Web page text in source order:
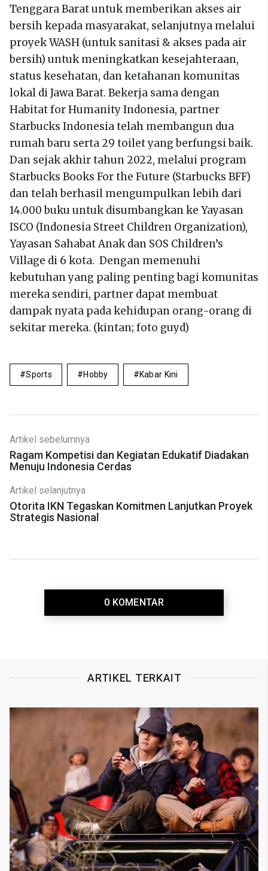
Tenggara Barat untuk memberikan akses air
bersih kepada masyarakat, selanjutnya melalui
proyek WASH (untuk sanitasi & akses pada air
bersih) untuk meningkatkan kesejahteraan,
status kesehatan, dan ketahanan komunitas
lokal di Jawa Barat. Bekerja sama dengan
Habitat for Humanity Indonesia, partner
Starbucks Indonesia telah membangun dua
rumah baru serta 29 toilet yang berfungsi baik.
Dan sejak akhir tahun 2022, melalui program
Starbucks Books For the Future (Starbucks BFF)
dan telah berhasil mengumpulkan lebih dari
14.000 buku untuk disumbangkan ke Yayasan
ISCO (Indonesia Street Children Organization),
Yayasan Sahabat Anak dan SOS Children’s
Village di 6 kota. Dengan memenuhi
kebutuhan yang paling penting bagi komunitas
mereka sendiri, partner dapat membuat
dampak nyata pada kehidupan orang-orang di
sekitar mereka. (kintan; foto guyd)
Sports Hobby Kabar Kini
Artikel sebelumnya
Ragam Kompetisi dan Kegiatan Edukatif Diadakan
Menuju Indonesia Cerdas
Artikel selanjutnya
Otorita IKN Tegaskan Komitmen Lanjutkan Proyek
Strategis Nasional
0 KOMENTAR
ARTIKEL TERKAIT